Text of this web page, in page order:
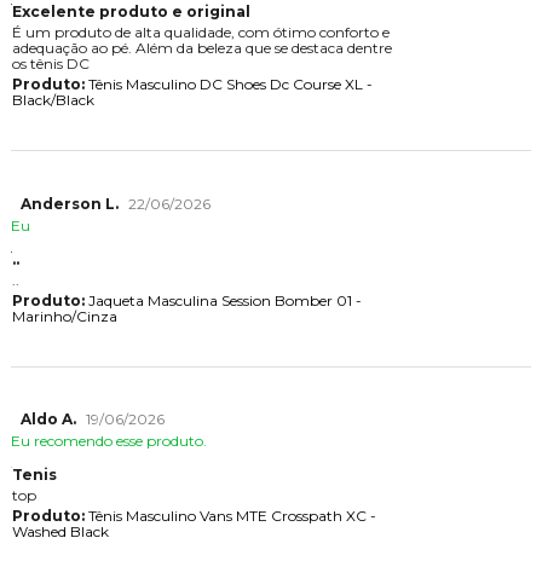
Excelente produto e original
É um produto de alta qualidade, com ótimo conforto e
adequação ao pé. Além da beleza que se destaca dentre
os tênis DC
Produto:Tênis Masculino DC Shoes Dc Course XL -
Black/Black
Anderson L. 22/06/2026
Eu
..
Produto:Jaqueta Masculina Session Bomber 01 -
Marinho/Cinza
Aldo A. 19/06/2026
Eu recomendo esse produto.
Tenis
top
Produto:Tênis Masculino Vans MTE Crosspath XC -
Washed Black